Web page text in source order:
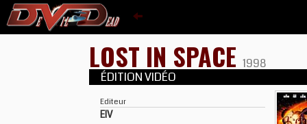
LOST IN SPACE 1998
ÉDITION VIDÉO
Editeur
EIV